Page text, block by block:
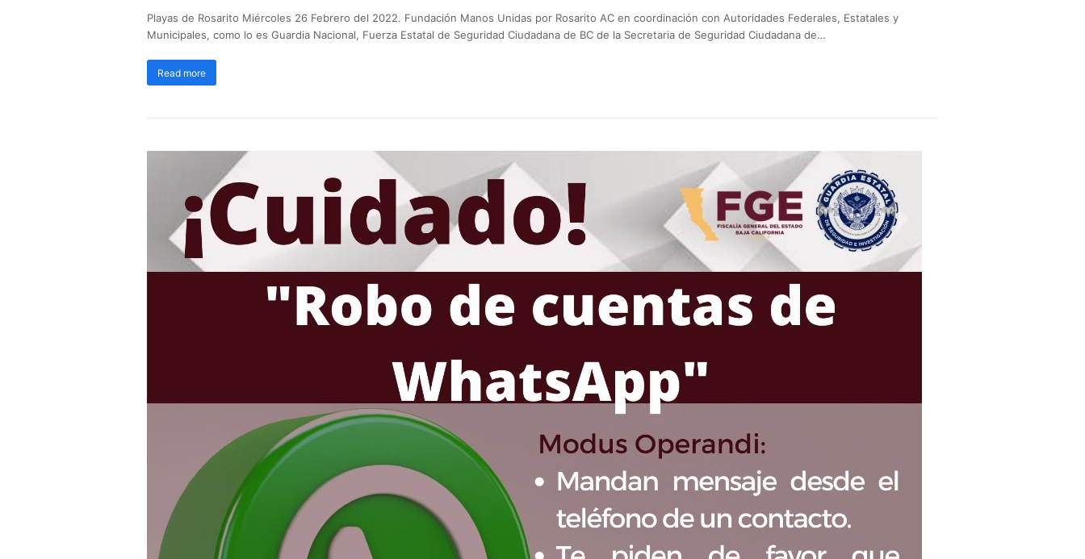
Playas de Rosarito Miércoles 26 Febrero del 2022. Fundación Manos Unidas por Rosarito AC en coordinación con Autoridades Federales, Estatales y
Municipales, como lo es Guardia Nacional, Fuerza Estatal de Seguridad Ciudadana de BC de la Secretaria de Seguridad Ciudadana de…
Read more